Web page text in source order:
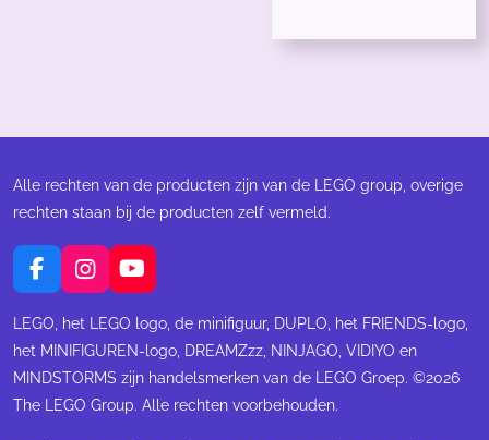
Alle rechten van de producten zijn van de LEGO group, overige
rechten staan bij de producten zelf vermeld.
F
a
c
e
o
o
I
n
s
t
g
r
Y
o
u
T
u
b
e
LEGO, het LEGO logo, de minifiguur, DUPLO, het FRIENDS-logo,
het MINIFIGUREN-logo, DREAMZzz, NINJAGO, VIDIYO en
MINDSTORMS zijn handelsmerken van de LEGO Groep. ©2026
The LEGO Group. Alle rechten voorbehouden.